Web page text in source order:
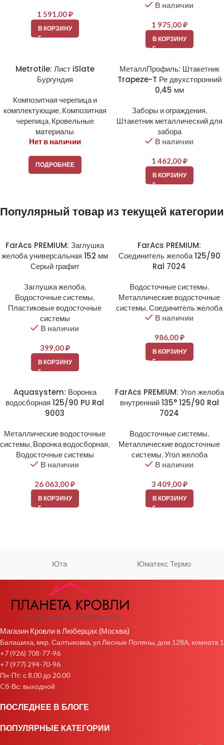
1 591,00₽
В КОРЗИНУ
В наличии
1 975,00₽
В КОРЗИНУ
Metrotile: Лист iSlate
Бургундия
Композитная черепица и
комплектующие, Композитная
черепица, Кровельные
материалы
Нет в наличии
ПОДРОБНЕЕ
МеталлПрофиль: Штакетник
Trapeze-T Ре двухсторонний
0,45 мм
Заборы и ограждения,
Штакетник металлический для
забора
В наличии
1 462,00₽
В КОРЗИНУ
Популярный товар из текущей категории
FarAcs PREMIUM: Заглушка
желоба универсальная 152 мм
Серый графит
Заглушка желоба,
Водосточные системы,
Пластиковые водосточные
системы
В наличии
399,00₽
В КОРЗИНУ
FarAcs PREMIUM:
Соединитель желоба 125/90
Ral 7024
Водосточные системы,
Металлические водосточные
системы,Соединитель желоба
В наличии
986,00₽
В КОРЗИНУ
Aquasystem: Воронка
водосборная 125/90 PU Ral
9003
Металлические водосточные
системы, Воронка водосборная,
Водосточные системы
В наличии
26 063,00₽
В КОРЗИНУ
FarAcs PREMIUM: Угол желоба
внутренний 135° 125/90 Ral
7024
Водосточные системы,
Металлические водосточные
системы,Угол желоба
В наличии
3 409,00₽
В КОРЗИНУ
Юта Юматекс Термо
Магазин Кровли в Люберцах (Москва)
Балашиха, мкр. Салтыковка, ул Лесные Поляны, дом 128А, комната 1
+7 (926) 708-77-96
+7 (977) 294-70-96
Пн-Пт: с 8.00 до 20.00
Cб-Вс: выходной
ПОСЛЕДНЕЕ В БЛОГЕ
ПОПУЛЯРНЫЕ КАТЕГОРИИ